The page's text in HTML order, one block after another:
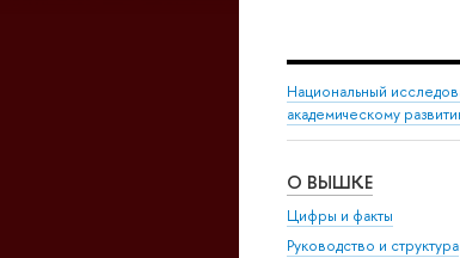
Национальный
академическому
О ВЫШКЕ
Цифры и факты
Руководство и структура